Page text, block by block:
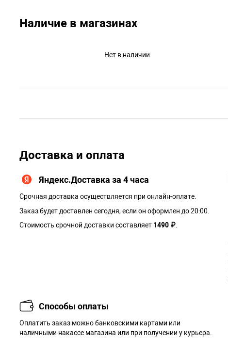
Наличие в магазинах
Нет в наличии
Доставка и оплата
Яндекс.Доставка за 4 часа
Срочная доставка осуществляется при онлайн-оплате.
Заказ будет доставлен сегодня, если он оформлен до 20:00.
Стоимость срочной доставки составляет 1490 ₽
Способы оплаты
Оплатить заказ можно банковскими картами или
наличными накассе магазина или при получении у курьера.